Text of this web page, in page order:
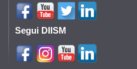
Segui DIISM